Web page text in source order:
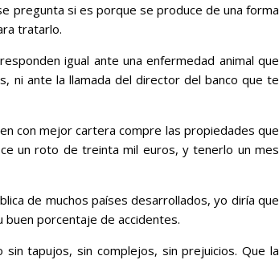
pregunta si es porque se produce de una forma
tratarlo.
igual ante una enfermedad animal que
ni ante la llamada del director del banco que te
con mejor cartera compre las propiedades que
un roto de treinta mil euros, y tenerlo un mes
de muchos países desarrollados, yo diría que
porcentaje de accidentes.
tapujos, sin complejos, sin prejuicios. Que la